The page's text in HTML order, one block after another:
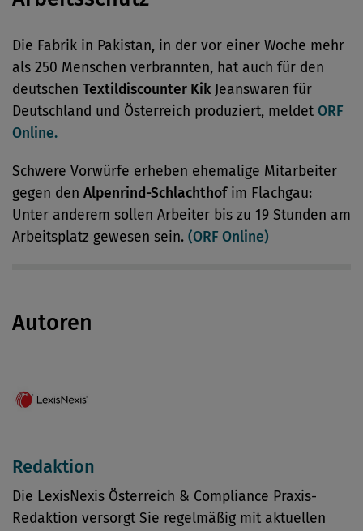
Die Fabrik in Pakistan, in der vor einer Woche mehr
als 250 Menschen verbrannten, hat auch für den
deutschen Textildiscounter Kik Jeanswaren für
Deutschland und Österreich produziert, meldet ORF
Online.
Schwere Vorwürfe erheben ehemalige Mitarbeiter
gegen den Alpenrind-Schlachthofim Flachgau:
Unter anderem sollen Arbeiter bis zu 19 Stunden am
Arbeitsplatz gewesen sein. (ORF Online)
Autoren
Redaktion
Die LexisNexis Österreich & Compliance Praxis-
Redaktion versorgt Sie regelmäßig mit aktuellen